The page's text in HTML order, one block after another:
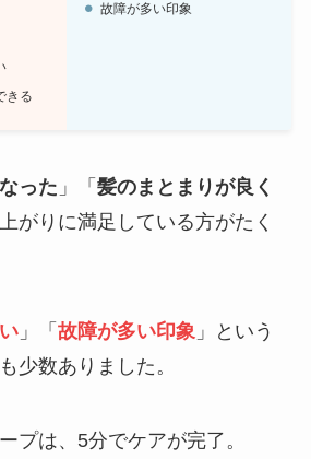
きる
故障が多い印象
った 」「 髪のまとまりが良く
がりに満足している方がたく
」「 故障が多い印象」という
少数ありました。
プは、5分でケアが完了。